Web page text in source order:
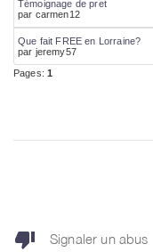
thumb_down Signaler un abus